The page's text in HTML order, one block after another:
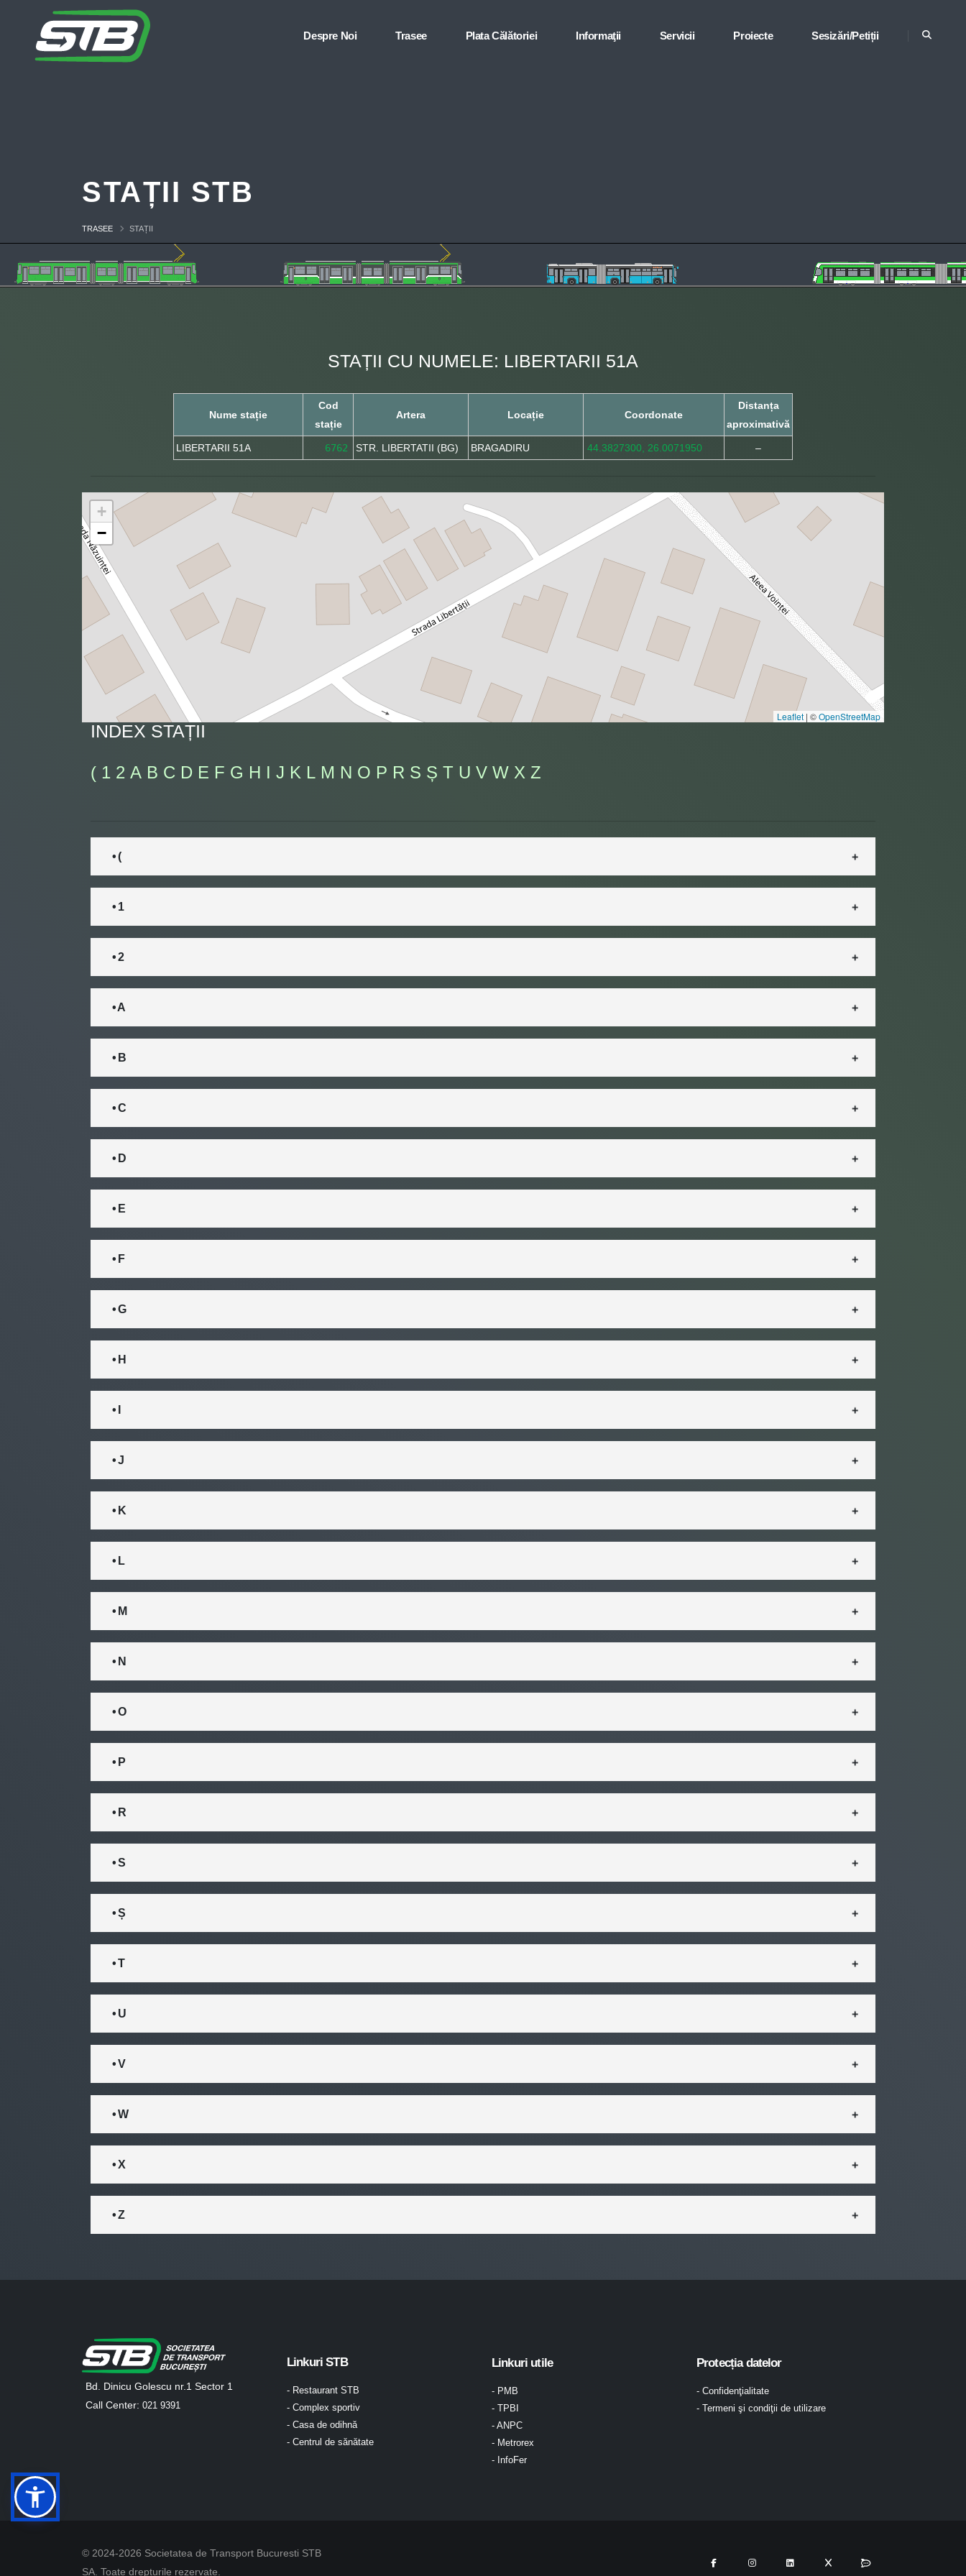
Despre Noi Trasee Plata Călătoriei Informaţii Servicii Proiecte Sesizări/Petiții
STAȚII STB
TRASEE STAȚII
STAȚII CU NUMELE: LIBERTARII 51A
Nume stație
Cod
stație
Artera Locație Coordonate
Distanța
aproximativă
LIBERTARII 51A 6762 STR. LIBERTATII (BG) BRAGADIRU 44.3827300, 26.0071950 –
+
−
Leaflet | ©OpenStreetMap
INDEX STAȚII
( 1 2 A B C D E F G H I J K L M N O P R S Ș T U V W X Z
• (
• 1
• 2
• A
• B
• C
• D
• E
• F
• G
• H
• I
• J
• K
• L
• M
• N
• O
• P
• R
• S
• Ș
• T
• U
• V
• W
• X
• Z
Bd. Dinicu Golescu nr.1 Sector 1
Call Center: 021 9391
Linkuri STB
- Restaurant STB
- Complex sportiv
- Casa de odihnă
- Centrul de sănătate
Linkuri utile
- PMB
- TPBI
- ANPC
- Metrorex
- InfoFer
Protecția datelor
- Confidenţialitate
- Termeni şi condiţii de utilizare
© 2024-2026 Societatea de Transport Bucuresti STB
SA. Toate drepturile rezervate.